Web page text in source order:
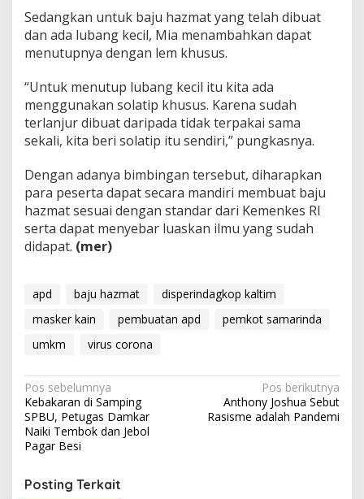
Sedangkan untuk baju hazmat yang telah dibuat
dan ada lubang kecil, Mia menambahkan dapat
menutupnya dengan lem khusus.
“Untuk menutup lubang kecil itu kita ada
menggunakan solatip khusus. Karena sudah
terlanjur dibuat daripada tidak terpakai sama
sekali, kita beri solatip itu sendiri,” pungkasnya.
Dengan adanya bimbingan tersebut, diharapkan
para peserta dapat secara mandiri membuat baju
hazmat sesuai dengan standar dari Kemenkes RI
serta dapat menyebar luaskan ilmu yang sudah
didapat. (mer)
apd baju hazmat
disperindagkop kaltim
masker kain
pembuatan apd
pemkot samarinda
umkm
virus corona
Navigasi
pos
Pos sebelumnya
Kebakaran di Samping
SPBU, Petugas Damkar
Naiki Tembok dan Jebol
Pagar Besi
Pos berikutnya
Anthony Joshua Sebut
Rasisme adalah Pandemi
Posting Terkait